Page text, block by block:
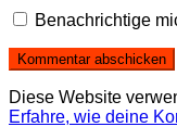
Benachrichtige
Diese Website
Erfahre, wie deine